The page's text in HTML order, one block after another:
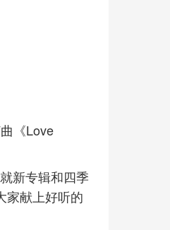
《Love
新专辑和四季
家献上好听的